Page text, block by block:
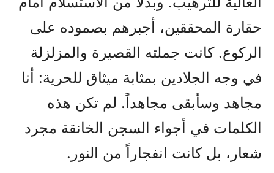
حقارة المحققين، أجبرهم بصموده على
الركوع. كانت جملته القصيرة والمزلزلة
في وجه الجلادين بمثابة ميثاق للحرية: أنا
مجاهد وسأبقى مجاهداً. لم تكن هذه
الكلمات في أجواء السجن الخانقة مجرد
شعار، بل كانت انفجاراً من النور.